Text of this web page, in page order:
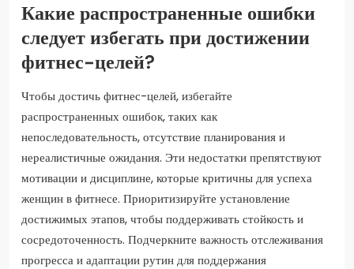
Какие распространенные ошибки
следует избегать при достижении
фитнес-целей?
Чтобы достичь фитнес-целей, избегайте
распространенных ошибок, таких как
непоследовательность, отсутствие планирования и
нереалистичные ожидания. Эти недостатки препятствуют
мотивации и дисциплине, которые критичны для успеха
женщин в фитнесе. Приоритизируйте установление
достижимых этапов, чтобы поддерживать стойкость и
сосредоточенность. Подчеркните важность отслеживания
прогресса и адаптации рутин для поддержания